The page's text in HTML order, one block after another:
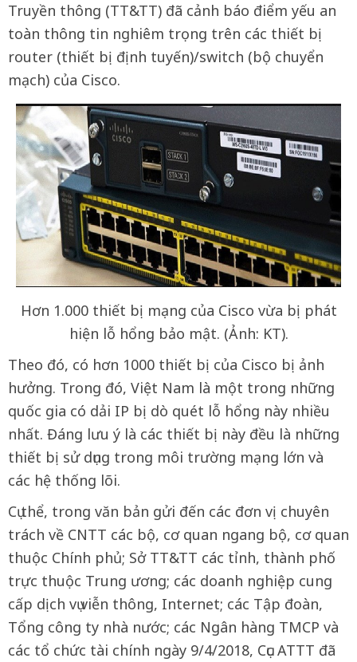
Truyền thông (TT&TT) đã cảnh báo điểm yếu an
toàn thông tin nghiêm trọng trên các thiết bị
router (thiết bị định tuyến)/switch (bộ chuyển
mạch) của Cisco.
Hơn 1.000 thiết bị mạng của Cisco vừa bị phát
hiện lỗ hổng bảo mật. (Ảnh: KT).
Theo đó, có hơn 1000 thiết bị của Cisco bị ảnh
hưởng. Trong đó, Việt Nam là một trong những
quốc gia có dải IP bị dò quét lỗ hổng này nhiều
nhất. Đáng lưu ý là các thiết bị này đều là những
thiết bị sử dụng trong môi trường mạng lớn và
các hệ thống lõi.
Cụ thể, trong văn bản gửi đến các đơn vị chuyên
trách về CNTT các bộ, cơ quan ngang bộ, cơ quan
thuộc Chính phủ; Sở TT&TT các tỉnh, thành phố
trực thuộc Trung ương; các doanh nghiệp cung
cấp dịch vụ viễn thông, Internet; các Tập đoàn,
Tổng công ty nhà nước; các Ngân hàng TMCP và
các tổ chức tài chính ngày 9/4/2018, Cục ATTT đã